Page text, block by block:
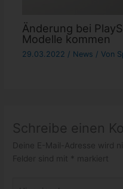
Änderung bei
Modelle kommen
29.03.2022 / News / Von
Schreibe einen
Deine E-Mail-Adresse wird
Felder sind mit * markiert